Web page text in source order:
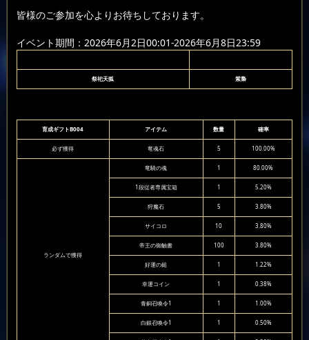
皆様のご参加を心よりお待ちしております。
イベント期間：2026年6月2日00:01-2026年6月8日23:59
祭祀天狐 紫梟
育成ギフトB004 アイテム 数量 確率
必ず獲得 竜魂石 5 100.00%
ランダムで獲得
竜騎の魂 1 80.00%
1段従者専属宝箱 1 5.20%
狩魔石 5 3.80%
サイコロ 10 3.80%
帝王の御触書 100 3.80%
好運の鎚 1 1.22%
幸運コイン 1 0.38%
青銅召喚令1 1 1.00%
白銀召喚令1 1 0.50%